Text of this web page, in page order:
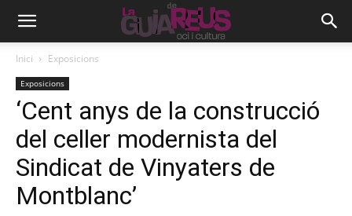
Inici Exposicions
Exposicions
‘Cent anys de la construcció
del celler modernista del
Sindicat de Vinyaters de
Montblanc’